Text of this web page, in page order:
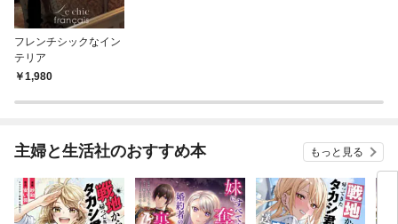
フレンチシックなイン
テリア
1,980
主婦と生活社のおすすめ本 もっと見る